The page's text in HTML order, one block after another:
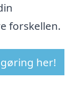
forskellen.
her!